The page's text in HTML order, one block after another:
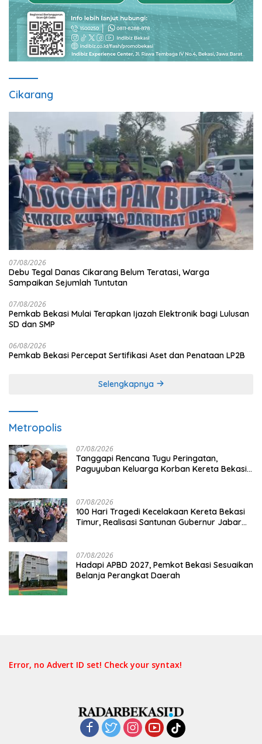
Cikarang
07/08/2026
Debu Tegal Danas Cikarang Belum Teratasi, Warga
Sampaikan Sejumlah Tuntutan
07/08/2026
Pemkab Bekasi Mulai Terapkan Ijazah Elektronik bagi Lulusan
SD dan SMP
06/08/2026
Pemkab Bekasi Percepat Sertifikasi Aset dan Penataan LP2B
Selengkapnya
Metropolis
07/08/2026
Tanggapi Rencana Tugu Peringatan,
Paguyuban Keluarga Korban Kereta Bekasi
07/08/2026
100 Hari Tragedi Kecelakaan Kereta Bekasi
Timur, Realisasi Santunan Gubernur Jabar
07/08/2026
Hadapi APBD 2027, Pemkot Bekasi Sesuaikan
Belanja Perangkat Daerah
Error, no Advert ID set! Check your syntax!